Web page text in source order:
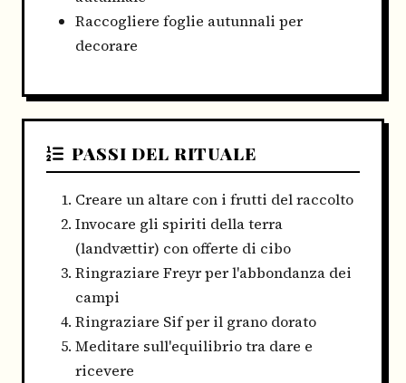
Raccogliere foglie autunnali per
decorare
PASSI DEL RITUALE
Creare un altare con i frutti del raccolto
Invocare gli spiriti della terra
(landvættir) con offerte di cibo
Ringraziare Freyr per l'abbondanza dei
campi
Ringraziare Sif per il grano dorato
Meditare sull'equilibrio tra dare e
ricevere